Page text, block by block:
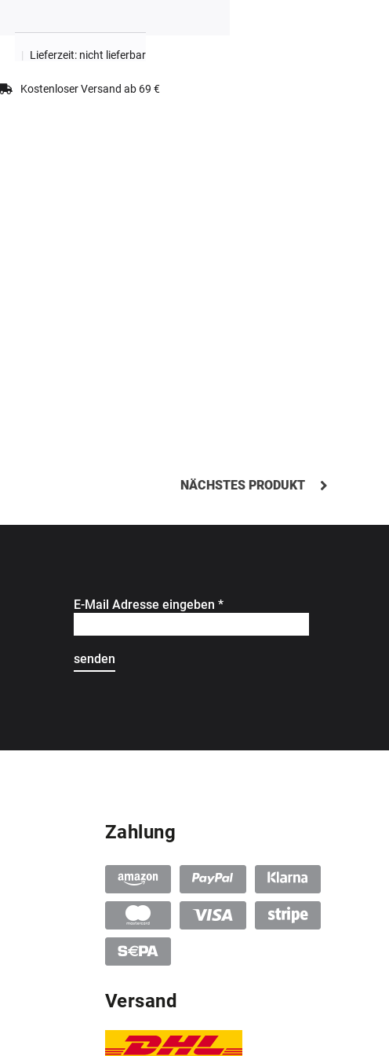
| Lieferzeit: nicht lieferbar
Kostenloser Versand ab 69 €
NÄCHSTES PRODUKT
E-Mail Adresse eingeben *
Zahlung
Versand